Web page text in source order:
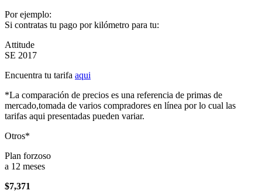
Por ejemplo:
Si contratas tu pago por kilómetro para tu:
Attitude
SE 2017
Encuentra tu tarifa aqui
*La comparación de precios es una referencia de primas de
mercado,tomada de varios compradores en línea por lo cual las
tarifas aqui presentadas pueden variar.
Otros*
Plan forzoso
a 12 meses
$7,371